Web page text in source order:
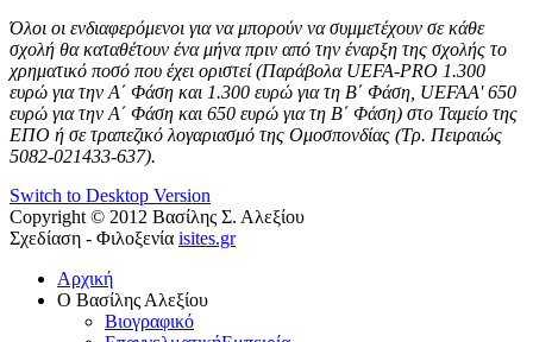
Όλοι οι ενδιαφερόμενοι για να μπορούν να συμμετέχουν σε κάθε
σχολή θα καταθέτουν ένα μήνα πριν από την έναρξη της σχολής το
χρηματικό ποσό που έχει οριστεί (Παράβολα UEFA-PRO 1.300
ευρώ για την Α΄ Φάση και 1.300 ευρώ για τη Β΄ Φάση, UEFAA' 650
ευρώ για την Α΄ Φάση και 650 ευρώ για τη Β΄ Φάση) στο Ταμείο της
ΕΠΟ ή σε τραπεζικό λογαριασμό της Ομοσπονδίας (Τρ. Πειραιώς
5082-021433-637).
Switch to Desktop Version
Copyright © 2012 Βασίλης Σ. Αλεξίου
Σχεδίαση - Φιλοξενία isites.gr
Αρχική
Ο Βασίλης Αλεξίου
Βιογραφικό